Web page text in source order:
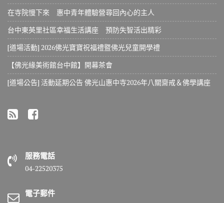
在寺院慢下來 惠中青年體驗營尋回內心的主人
台中東英里社區幸福生活講座 預防失智活出精彩
[道場活動] 2026佛光寶寶祝福禮暨佛光兒童開學禮
【佛光緣美術館台中館】開幕茶會
[道場公告] 活動延期公告 佛光山惠中寺2026年八關齋戒＆佛學講座
服務電話
04-22520375
電子郵件